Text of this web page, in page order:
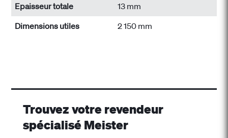
Epaisseur totale
13 mm
Dimensions utiles
2 150 mm
Trouvez votre revendeur
spécialisé Meister